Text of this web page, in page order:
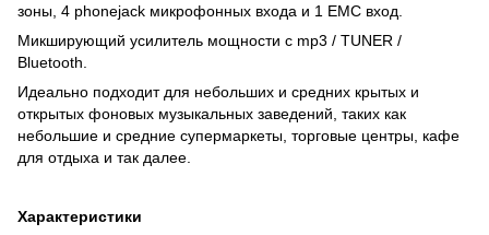
зоны, 4 phonejack микрофонных входа и 1 EMC вход.
Микширующий усилитель мощности с mp3 / TUNER /
Bluetooth.
Идеально подходит для небольших и средних крытых и
открытых фоновых музыкальных заведений, таких как
небольшие и средние супермаркеты, торговые центры, кафе
для отдыха и так далее.
Характеристики